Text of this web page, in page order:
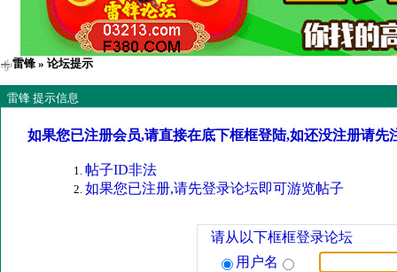
雷锋 » 论坛提示
雷锋 提示信息
如果您已注册会员,请直接在底下框框登陆,如还没注册请先
帖子ID非法
如果您已注册,请先登录论坛即可游览帖子
请从以下框框登录论坛
用户名